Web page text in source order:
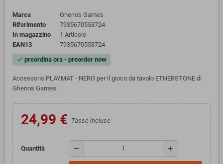
Marca
Ghenos Games
Riferimento
7935670558724
In magazzino
1 Articolo
EAN13
7935670558724
check preordina ora - preorder now
Accessorio PLAYMAT - NERO per il gioco da tavolo ETHERSTONE di
Ghenos Games.
24,99 € Tasse incluse
Quantità remove add